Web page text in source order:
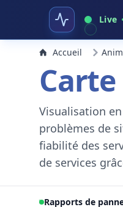
Live
Accueil
Visualisation
problèmes de
fiabilité des
de services
Rapports de